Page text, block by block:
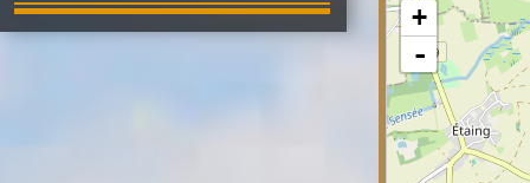
+
-